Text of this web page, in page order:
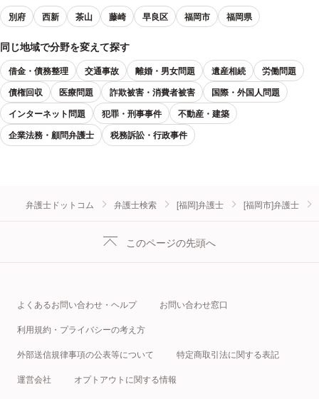
別府 西新 茶山 藤崎 早良区 福岡市 福岡県
同じ地域で分野を変えて探す
借金・債務整理 交通事故 離婚・男女問題 遺産相続
労働問題
債権回収
医療問題 詐欺被害・消費者被害
国際・外国人問題
インターネット問題
犯罪・刑事事件
不動産・建築
企業法務・顧問弁護士
税務訴訟・行政事件
弁護士ドットコム 弁護士検索 [福岡]弁護士 [福岡市]弁護士
このページの先頭へ
よくあるお問い合わせ・ヘルプ お問い合わせ窓口
利用規約・プライバシーの考え方
外部送信規律事項の公表等について 特定商取引法に関する表記
運営会社 オプトアウトに関する情報